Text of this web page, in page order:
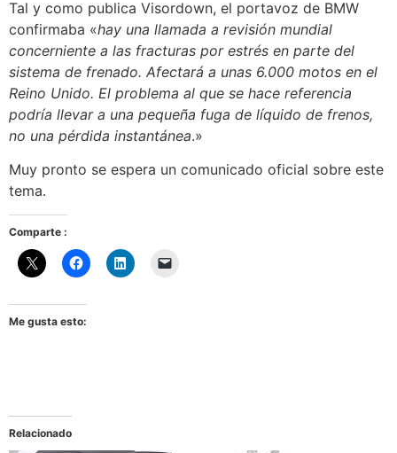
Tal y como publica Visordown, el portavoz de BMW
confirmaba «hay una llamada a revisión mundial
concerniente a las fracturas por estrés en parte del
sistema de frenado. Afectará a unas 6.000 motos en el
Reino Unido. El problema al que se hace referencia
podría llevar a una pequeña fuga de líquido de frenos,
no una pérdida instantánea.»
Muy pronto se espera un comunicado oficial sobre este
tema.
Comparte :
Me gusta esto:
Relacionado